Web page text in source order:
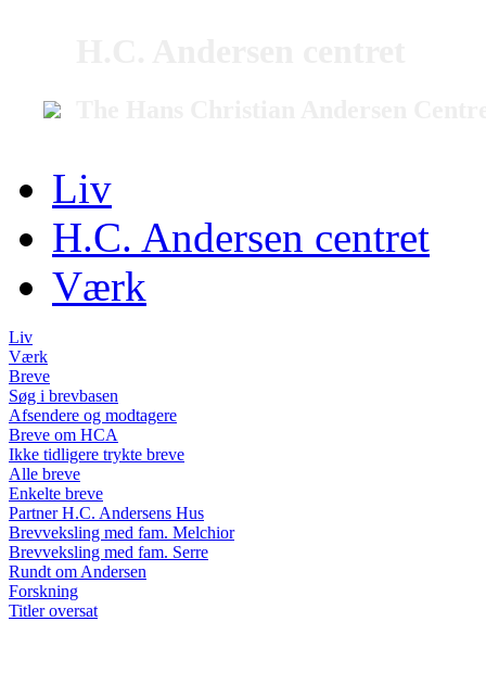
Liv
H.C. Andersen centret
Værk
Liv
Værk
Breve
Søg i brevbasen
Afsendere og modtagere
Breve om HCA
Ikke tidligere trykte breve
Alle breve
Enkelte breve
Partner H.C. Andersens Hus
Brevveksling med fam. Melchior
Brevveksling med fam. Serre
Rundt om Andersen
Forskning
Titler oversat